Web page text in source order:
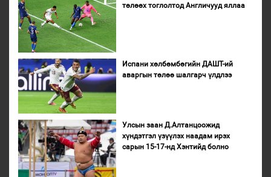
төлөөх тоглолтод Англичууд яллаа
Испани хөлбөмбөгийн ДАШТ-ий
аваргын төлөө шалгарч үлдлээ
Улсын заан Д.Алтанцоожид
хүндэтгэл үзүүлэх наадам ирэх
сарын 15-17-нд Хэнтийд болно